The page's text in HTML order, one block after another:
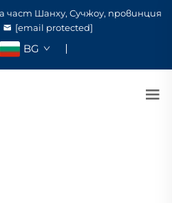
част Шанху, Сучжоу, провинция
[email protected]
BG